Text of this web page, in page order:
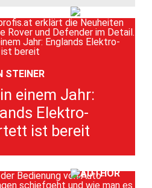
STEINER
einem Jahr:
Elektro-
ist bereit